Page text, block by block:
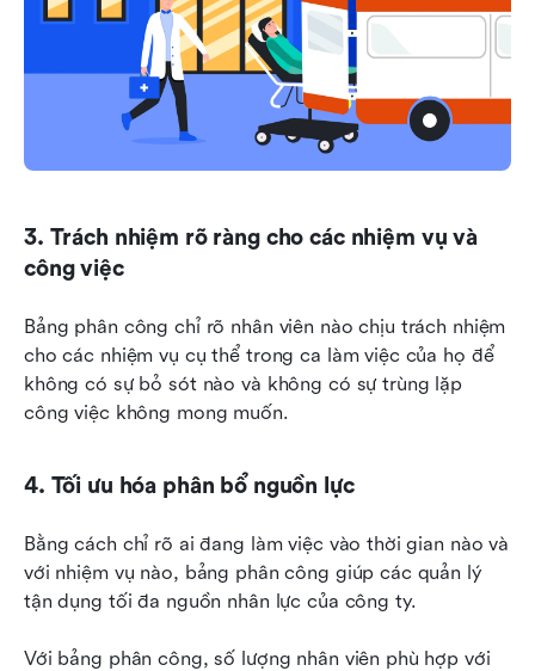
3. Trách nhiệm rõ ràng cho các nhiệm vụ và
công việc
Bảng phân công chỉ rõ nhân viên nào chịu trách nhiệm
cho các nhiệm vụ cụ thể trong ca làm việc của họ để
không có sự bỏ sót nào và không có sự trùng lặp
công việc không mong muốn.
4. Tối ưu hóa phân bổ nguồn lực
Bằng cách chỉ rõ ai đang làm việc vào thời gian nào và
với nhiệm vụ nào, bảng phân công giúp các quản lý
tận dụng tối đa nguồn nhân lực của công ty.
Với bảng phân công, số lượng nhân viên phù hợp với